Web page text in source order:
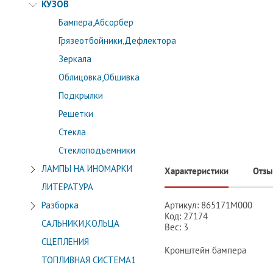
КУЗОВ
Бампера,Абсорбер
Грязеотбойники,Дефлектора
Зеркала
Облицовка,Обшивка
Подкрылки
Решетки
Стекла
Стеклоподъемники
ЛАМПЫ НА ИНОМАРКИ
ЛИТЕРАТУРА
Разборка
САЛЬНИКИ,КОЛЬЦА
СЦЕПЛЕНИЯ
ТОПЛИВНАЯ СИСТЕМА1
Характеристики
Артикул: 865171M000
Код: 27174
Вес: 3
Кронштейн бампера